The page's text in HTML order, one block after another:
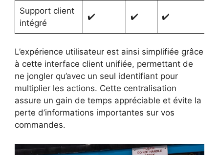
Support client
intégré
✔️ ✔️ ✔️
L’expérience utilisateur est ainsi simplifiée grâce
à cette interface client unifiée, permettant de
ne jongler qu’avec un seul identifiant pour
multiplier les actions. Cette centralisation
assure un gain de temps appréciable et évite la
perte d’informations importantes sur vos
commandes.